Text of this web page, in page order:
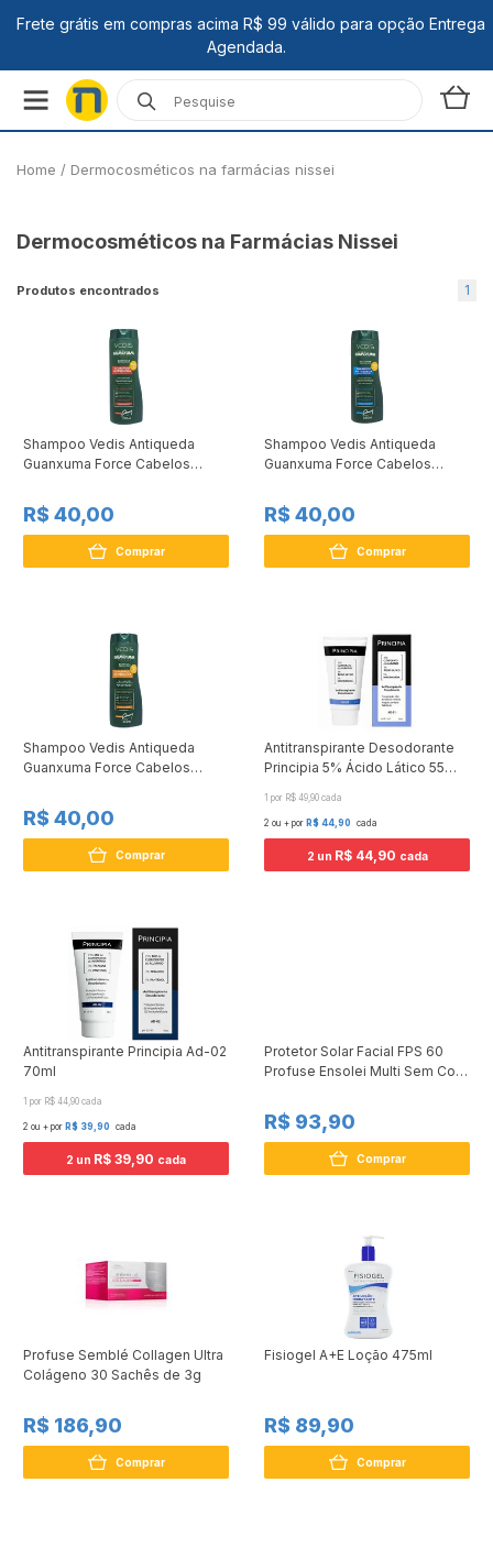
Home / Dermocosméticos na farmácias nissei
Dermocosméticos na Farmácias Nissei
Produtos encontrados 1
Shampoo Vedis Antiqueda
Guanxuma Force Cabelos
R$ 40,00
Comprar
Shampoo Vedis Antiqueda
Guanxuma Force Cabelos
R$ 40,00
Comprar
Shampoo Vedis Antiqueda
Guanxuma Force Cabelos
R$ 40,00
Comprar
Antitranspirante Desodorante
Principia 5% Ácido Lático 55
1 por R$ 49,90 cada
2 ou + por R$ 44,90 cada
2 un R$ 44,90 cada
Antitranspirante Principia Ad-02
70ml
1 por R$ 44,90 cada
2 ou + por R$ 39,90 cada
2 un R$ 39,90 cada
Protetor Solar Facial FPS 60
Profuse Ensolei Multi Sem Cor
R$ 93,90
Comprar
Profuse Semblé Collagen Ultra
Colágeno 30 Sachês de 3g
R$ 186,90
Comprar
Fisiogel A+E Loção 475ml
R$ 89,90
Comprar